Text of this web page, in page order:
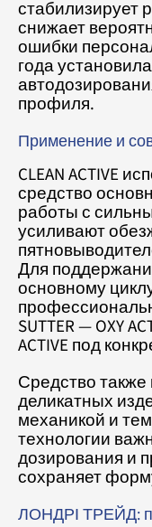
стабилизирует
снижает
ошибки
года
профиля.
Применение и
CLEAN ACTIVE
средство
работы с
усиливают
Для
основному
SUTTER — OXY
ACTIVE под
Средство также
деликатных
механикой и
технологии
дозирования и
сохраняет
ЛОНДРІ ТРЕЙД: